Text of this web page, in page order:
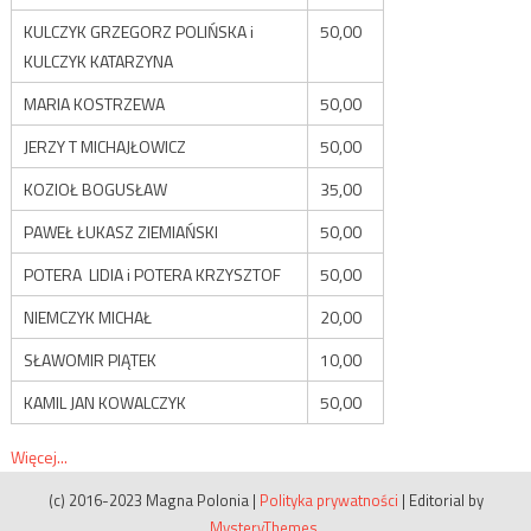
KULCZYK GRZEGORZ POLIŃSKA i
KULCZYK KATARZYNA
50,00
MARIA KOSTRZEWA
50,00
JERZY T MICHAJŁOWICZ
50,00
KOZIOŁ BOGUSŁAW
35,00
PAWEŁ ŁUKASZ ZIEMIAŃSKI
50,00
POTERA LIDIA i POTERA KRZYSZTOF
50,00
NIEMCZYK MICHAŁ
20,00
SŁAWOMIR PIĄTEK
10,00
KAMIL JAN KOWALCZYK
50,00
Więcej...
(c) 2016-2023 Magna Polonia | Polityka prywatności | Editorial by